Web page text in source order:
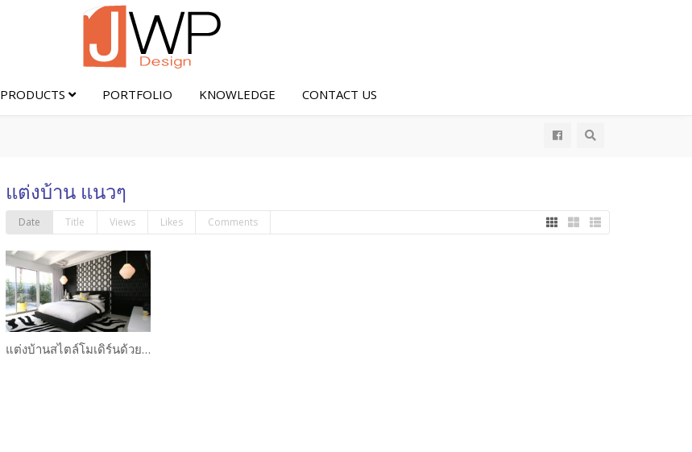
PRODUCTS PORTFOLIO KNOWLEDGE CONTACT US
แต่งบ้าน แนวๆ
Date Title Views Likes Comments
แต่งบ้านสไตล์โมเดิร์นด้วยโทนขาวดำ